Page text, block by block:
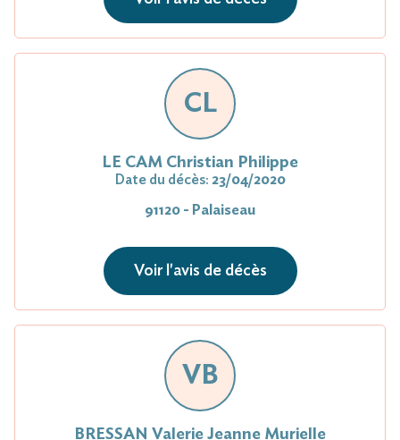
CL
LE CAM Christian Philippe
Date du décès: 23/04/2020
91120 - Palaiseau
Voir l'avis de décès
VB
BRESSAN Valerie Jeanne Murielle